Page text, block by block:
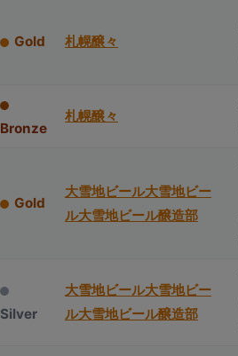
Gold 札幌醸々
Bronze
札幌醸々
Gold
⼤雪地ビール⼤雪地ビー
ル⼤雪地ビール醸造部
Silver
⼤雪地ビール⼤雪地ビー
ル⼤雪地ビール醸造部